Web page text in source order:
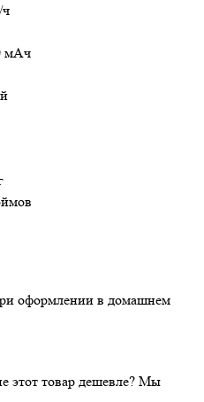
мАч
оформлении в домашнем
этот товар дешевле? Мы